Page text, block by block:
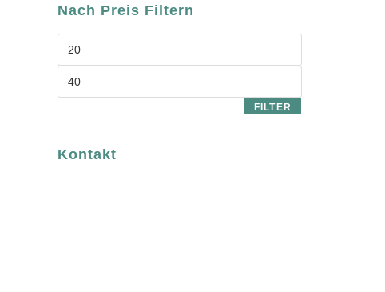
Nach Preis Filtern
FILTER
Kontakt